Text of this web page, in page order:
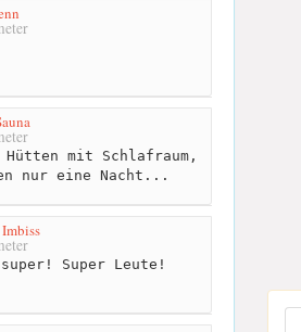
mit Schlafraum,
nur eine Nacht...
Super Leute!